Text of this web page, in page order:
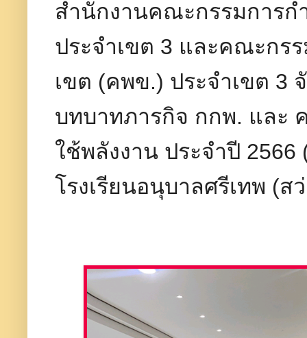
สำนักงานคณะกรรมการก
ประจำเขต 3 และคณะกร
เขต (คพข.)​ ประจำเขต 3
บทบาทภารกิจ กกพ. และ
ใช้พลังงาน ประจำปี
โรงเรียนอนุบาลศรีเทพ (ส